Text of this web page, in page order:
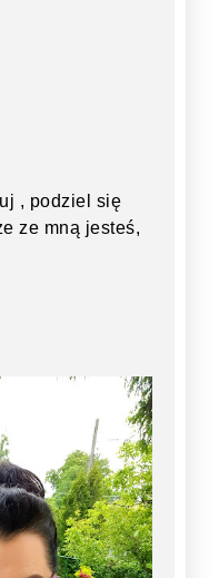
, podziel się
ze mną jesteś,